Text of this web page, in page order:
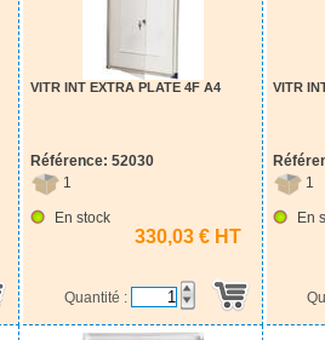
VITR INT EXTRA PLATE 4F A4
Référence: 52030
1
En stock
330,03 € HT
Quantité :
VITR
1
En